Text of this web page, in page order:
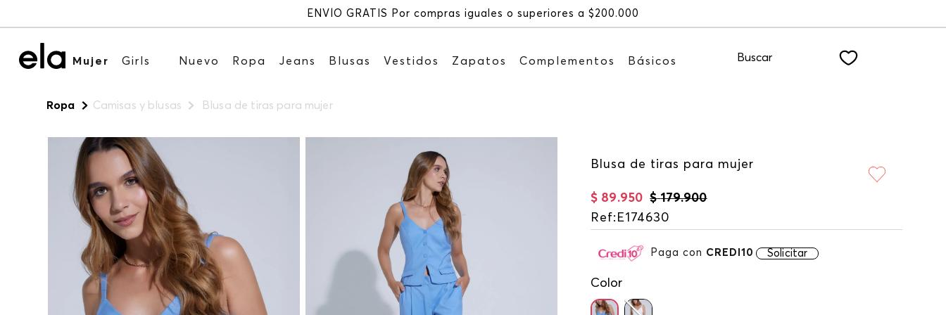
ENVÍO GRATIS Por compras iguales o superiores a $200.000
Mujer Girls Nuevo Ropa Jeans Blusas Vestidos Zapatos Complementos Básicos Buscar
Ropa Camisas y blusas Blusa de tiras para mujer
Blusa de tiras para mujer
$ 179.900
$ 89.950
Ref: E174630
Paga con CREDI10 Solicitar
Color